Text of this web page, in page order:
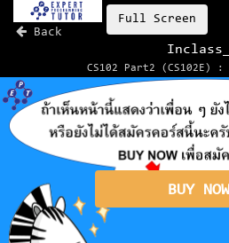
Back
Full Screen
CS102 Part2 (CS102E) :
BUY NOW